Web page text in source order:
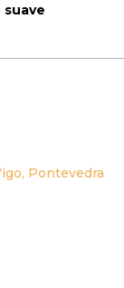
suave
Pontevedra